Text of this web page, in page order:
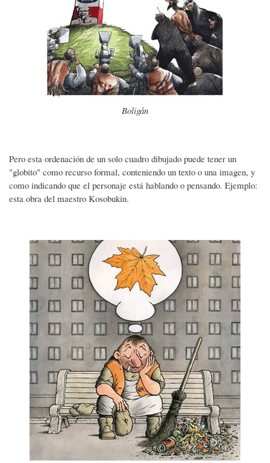
Boligán
Pero esta ordenación de un solo cuadro dibujado puede tener un
"globito" como recurso formal, conteniendo un texto o una imagen, y
como indicando que el personaje está hablando o pensando. Ejemplo:
esta obra del maestro Kosobukin.